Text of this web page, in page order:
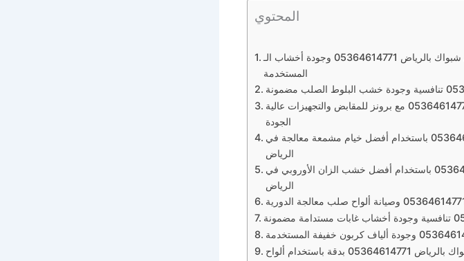
المحتوي
آراء عملائنا عن أفضل مقاول شبواك بالرياض 05364614771 وجودة أخشاب الـ WPC المقاومة
المستخدمة
مزايا وعروض أفضل مقاول شبواك بالرياض 05364614771 مع برونز للمقابض والتجهيزات عالية
الجودة
خدمات أفضل مقاول شبواك بالرياض 05364614771 باستخدام أفضل خيام مشمعة معالجة في
الرياض
خدمات أفضل مقاول شبواك بالرياض 05364614771 باستخدام أفضل خشب الزان الأوروبي في
الرياض